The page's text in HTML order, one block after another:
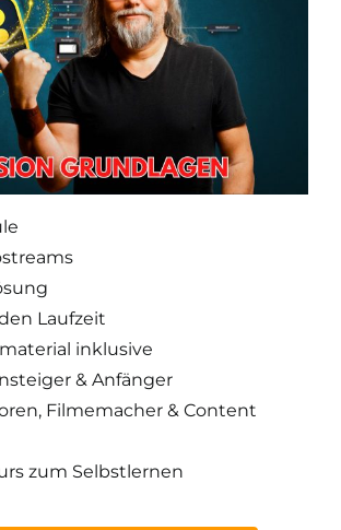
Laufzeit
inklusive
& Anfänger
Filmemacher & Content
zum Selbstlernen